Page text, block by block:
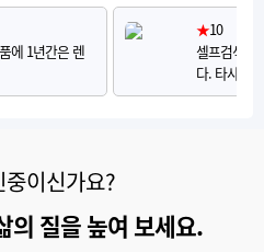
에 1년간은 렌
★10
셀프검색으
다. 타사 브
이신가요?
의 질을 높여 보세요.